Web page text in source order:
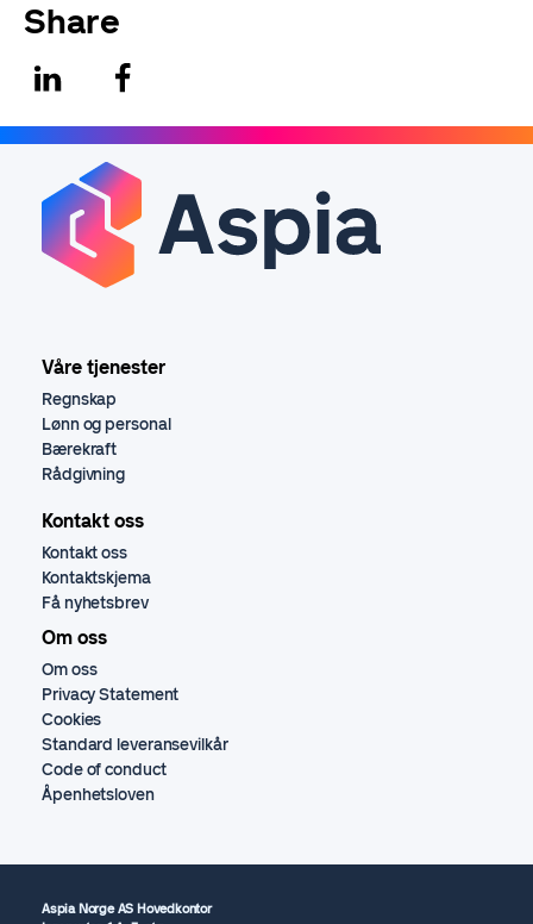
Share
Våre tjenester
Regnskap
Lønn og personal
Bærekraft
Rådgivning
Kontakt oss
Kontakt oss
Kontaktskjema
Få nyhetsbrev
Om oss
Om oss
Privacy Statement
Cookies
Standard leveransevilkår
Code of conduct
Åpenhetsloven
Aspia Norge AS Hovedkontor